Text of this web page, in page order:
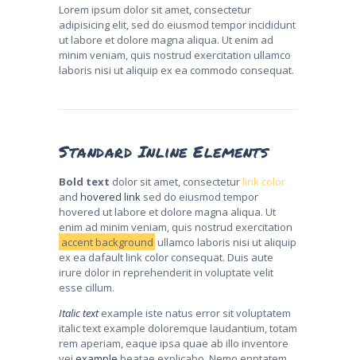
Lorem ipsum dolor sit amet, consectetur
adipisicing elit, sed do eiusmod tempor incididunt
ut labore et dolore magna aliqua. Ut enim ad
minim veniam, quis nostrud exercitation ullamco
laboris nisi ut aliquip ex ea commodo consequat.
Standard Inline Elements
Bold text dolor sit amet, consectetur link color
and hovered link sed do eiusmod tempor
hovered ut labore et dolore magna aliqua. Ut
enim ad minim veniam, quis nostrud exercitation
accent background ullamco laboris nisi ut aliquip
ex ea dafault link color consequat. Duis aute
irure dolor in reprehenderit in voluptate velit
esse cillum.
Italic textexample iste natus error sit voluptatem
italic text example doloremque laudantium, totam
rem aperiam, eaque ipsa quae ab illo inventore